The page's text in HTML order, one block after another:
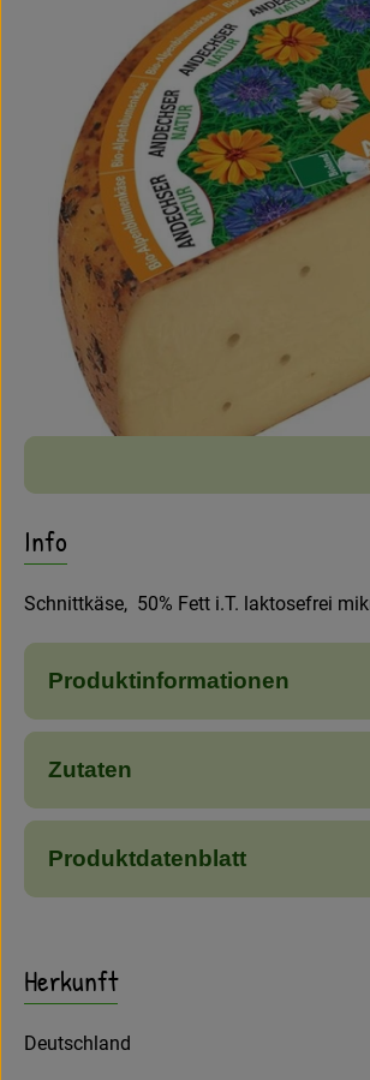
Es
Info
Schnittkäse, 50% Fett i.T. laktosefrei
Produktinformationen
Zutaten
Produktdatenblatt
Herkunft
Deutschland